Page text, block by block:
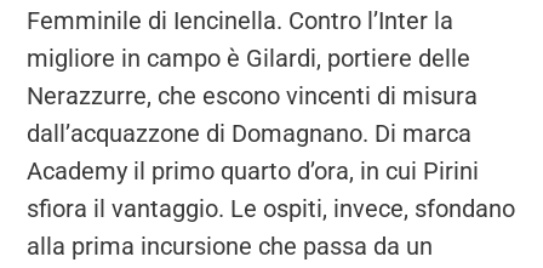
Femminile di Iencinella. Contro l’Inter la
migliore in campo è Gilardi, portiere delle
Nerazzurre, che escono vincenti di misura
dall’acquazzone di Domagnano. Di marca
Academy il primo quarto d’ora, in cui Pirini
sfiora il vantaggio. Le ospiti, invece, sfondano
alla prima incursione che passa da un